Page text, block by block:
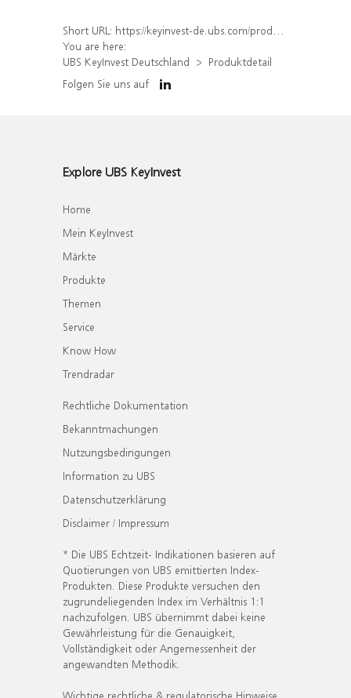
Short URL: https://keyinvest-de.ubs.com/produkt/detail/index/isin/DE000WA5BGH0
You are here:
UBS KeyInvest Deutschland
Produktdetail
Folgen Sie uns auf
Explore UBS KeyInvest
Home
Mein KeyInvest
Märkte
Produkte
Themen
Service
Know How
Trendradar
Rechtliche Dokumentation
Bekanntmachungen
Nutzungsbedingungen
Information zu UBS
Datenschutzerklärung
Disclaimer / Impressum
* Die UBS Echtzeit- Indikationen basieren auf
Quotierungen von UBS emittierten Index-
Produkten. Diese Produkte versuchen den
zugrundeliegenden Index im Verhältnis 1:1
nachzufolgen. UBS übernimmt dabei keine
Gewährleistung für die Genauigkeit,
Vollständigkeit oder Angemessenheit der
angewandten Methodik.